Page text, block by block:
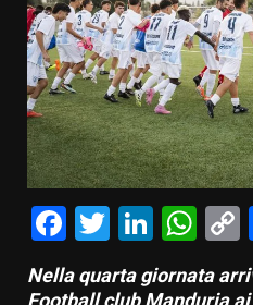
Facebook
Twitter
Nella quarta giornata
Football club Manduria